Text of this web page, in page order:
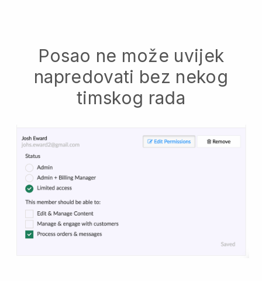
Posao ne može uvijek
napredovati bez nekog
timskog rada